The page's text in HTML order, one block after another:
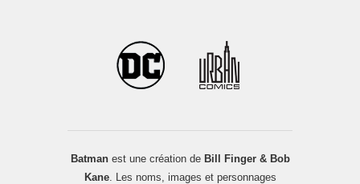
Batmanest une création de Bill Finger & Bob
Kane. Les noms, images et personnages